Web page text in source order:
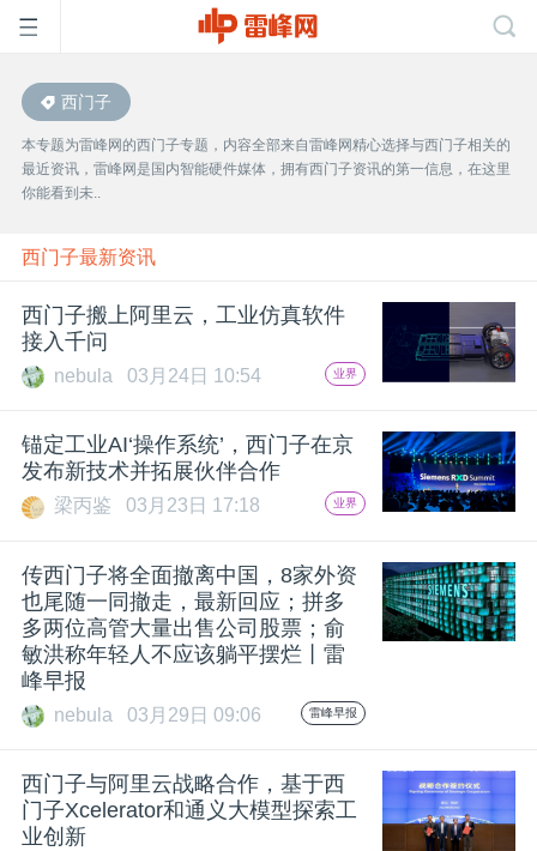
首
页
雷
峰
公
课
活
中
西门子
本专题为雷峰网的西门子专题，内容全部来自雷峰网精心选择与西门子相关的
最近资讯，雷峰网是国内智能硬件媒体，拥有西门子资讯的第一信息，在这里
你能看到未..
西门子最新资讯
西门子搬上阿里云，工业仿真软件
接入千问
nebula 03月24日 10:54 业界
锚定工业AI‘操作系统’，西门子在京
发布新技术并拓展伙伴合作
梁丙鉴 03月23日 17:18 业界
传西门子将全面撤离中国，8家外资
也尾随一同撤走，最新回应；拼多
多两位高管大量出售公司股票；俞
敏洪称年轻人不应该躺平摆烂丨雷
峰早报
nebula 03月29日 09:06 雷峰早报
西门子与阿里云战略合作，基于西
门子Xcelerator和通义大模型探索工
业创新